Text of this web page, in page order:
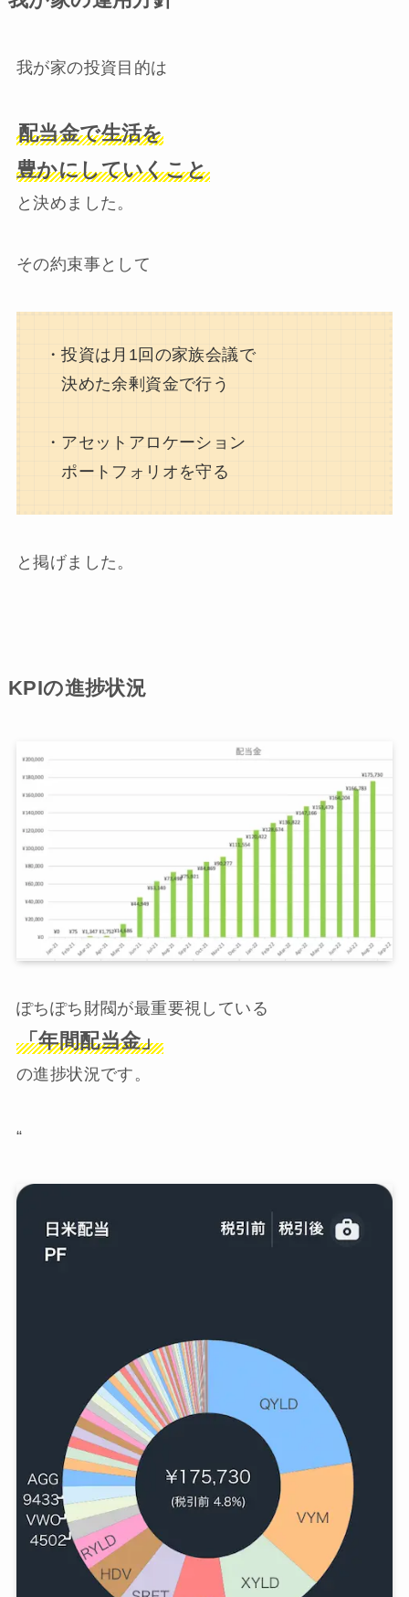
我が家の投資目的は
配当金で生活を
豊かにしていくこと
と決めました。
その約束事として
・投資は月1回の家族会議で
決めた余剰資金で行う
・アセットアロケーション
ポートフォリオを守る
と掲げました。
KPIの進捗状況
ぽちぽち財閥が最重要視している
「年間配当金」
の進捗状況です。
“